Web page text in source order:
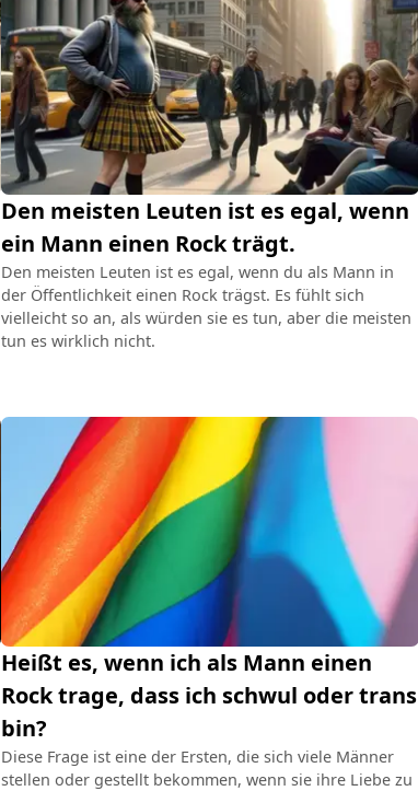
Den meisten Leuten ist es egal, wenn
ein Mann einen Rock trägt.
Den meisten Leuten ist es egal, wenn du als Mann in
der Öffentlichkeit einen Rock trägst. Es fühlt sich
vielleicht so an, als würden sie es tun, aber die meisten
tun es wirklich nicht.
Heißt es, wenn ich als Mann einen
Rock trage, dass ich schwul oder trans
bin?
Diese Frage ist eine der Ersten, die sich viele Männer
stellen oder gestellt bekommen, wenn sie ihre Liebe zu